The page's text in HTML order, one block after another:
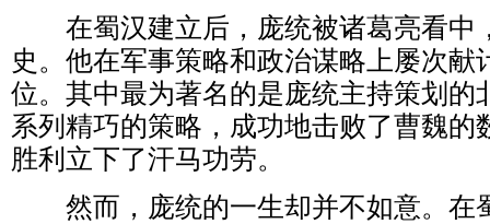
在蜀汉建立后，庞统被诸葛亮看中
史。他在军事策略和政治谋略上屡次献
位。其中最为著名的是庞统主持策划的
系列精巧的策略，成功地击败了曹魏的
胜利立下了汗马功劳。
然而，庞统的一生却并不如意。在